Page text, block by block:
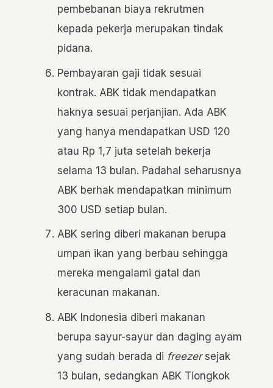
pembebanan biaya rekrutmen
kepada pekerja merupakan tindak
pidana.
Pembayaran gaji tidak sesuai
kontrak. ABK tidak mendapatkan
haknya sesuai perjanjian. Ada ABK
yang hanya mendapatkan USD 120
atau Rp 1,7 juta setelah bekerja
selama 13 bulan. Padahal seharusnya
ABK berhak mendapatkan minimum
300 USD setiap bulan.
ABK sering diberi makanan berupa
umpan ikan yang berbau sehingga
mereka mengalami gatal dan
keracunan makanan.
ABK Indonesia diberi makanan
berupa sayur-sayur dan daging ayam
yang sudah berada di freezersejak
13 bulan, sedangkan ABK Tiongkok